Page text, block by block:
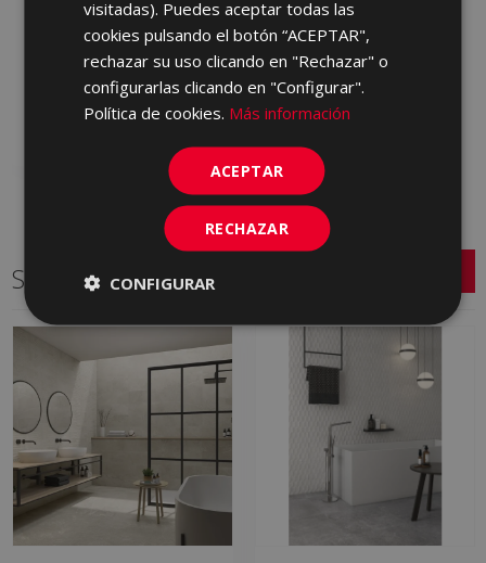
TRAVERTINE VEIN
CLASSIC ANTICATTO
90 X 90
MDS610 | 90x90
Añadir a favoritos
Series relacionadas
visitadas). Puedes aceptar todas las
cookies pulsando el botón “ACEPTAR",
rechazar su uso clicando en "Rechazar" o
configurarlas clicando en "Configurar".
Política de cookies. Más información
ACEPTAR
RECHAZAR
CONFIGURAR